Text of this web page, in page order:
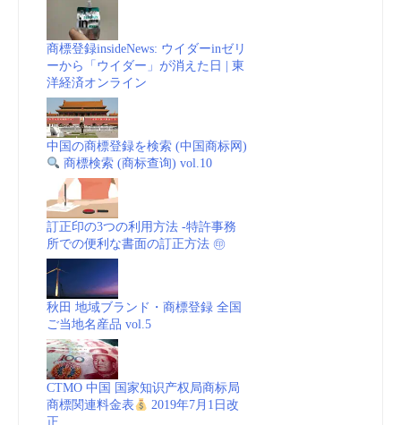
商標登録insideNews: ウイダーinゼリ
ーから「ウイダー」が消えた日 | 東
洋経済オンライン
中国の商標登録を検索 (中国商标网)
商標検索 (商标查询) vol.10
訂正印の3つの利用方法 -特許事務
所での便利な書面の訂正方法 ㊞
秋田 地域ブランド・商標登録 全国
ご当地名産品 vol.5
CTMO 中国 国家知识产权局商标局
商標関連料金表
2019年7月1日改
正